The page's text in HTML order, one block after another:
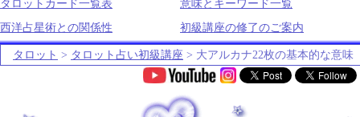
タロットカード一覧表
意味とキーワード一覧
西洋占星術との関係性
初級講座の修了のご案内
タロット > タロット占い初級講座 > 大アルカナ22枚の基本的な意味